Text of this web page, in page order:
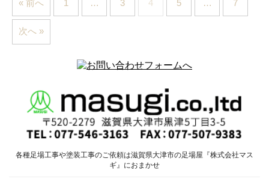
« 前へ 1 … 3 4 5 … 7
次へ »
各種足場工事や塗装工事のご依頼は滋賀県大津市の足場屋『株式会社マス
ギ』におまかせ